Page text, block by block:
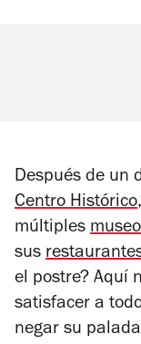
Después de un
Centro Histórico
múltiples
sus
el postre? Aquí
satisfacer a
negar su